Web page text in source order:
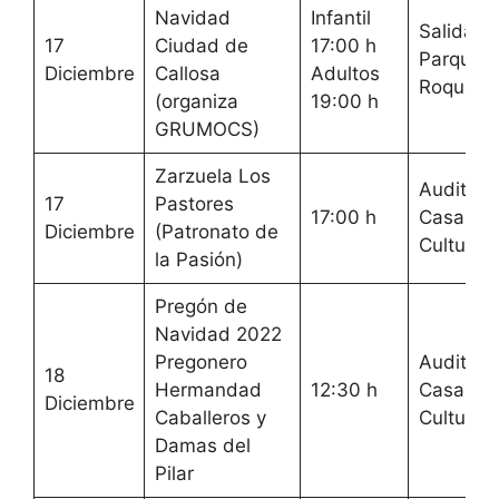
17
Diciembre
Navidad
Ciudad de
Callosa
(organiza
GRUMOCS)
Infantil
17:00 h
Adultos
19:00 h
Salida
Parque
Roque
17
Diciembre
Zarzuela Los
Pastores
(Patronato de
la Pasión)
17:00 h
Auditorio
Casa de
Cultura
18
Diciembre
Pregón de
Navidad 2022
Pregonero
Hermandad
Caballeros y
Damas del
Pilar
12:30 h
Auditorio
Casa de
Cultura